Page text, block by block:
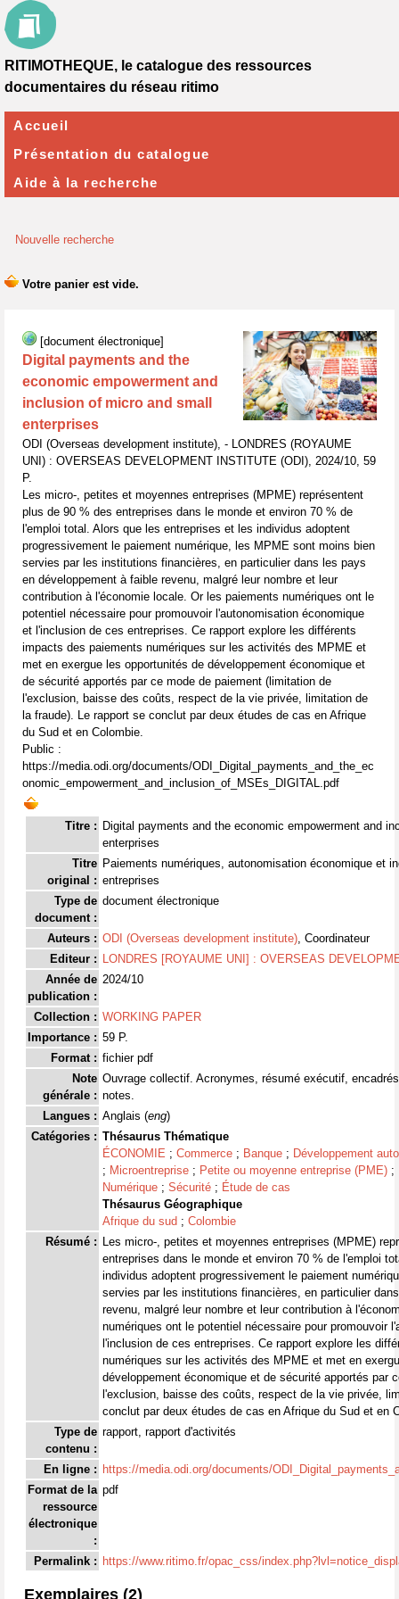
Nouvelle recherche
[document électronique]
Digital payments and the
economic empowerment and
inclusion of micro and small
enterprises
ODI (Overseas development institute), - LONDRES (ROYAUME
UNI) : OVERSEAS DEVELOPMENT INSTITUTE (ODI), 2024/10, 59
P.
Les micro-, petites et moyennes entreprises (MPME) représentent
plus de 90 % des entreprises dans le monde et environ 70 % de
l'emploi total. Alors que les entreprises et les individus adoptent
progressivement le paiement numérique, les MPME sont moins bien
servies par les institutions financières, en particulier dans les pays
en développement à faible revenu, malgré leur nombre et leur
contribution à l'économie locale. Or les paiements numériques ont le
potentiel nécessaire pour promouvoir l'autonomisation économique
et l'inclusion de ces entreprises. Ce rapport explore les différents
impacts des paiements numériques sur les activités des MPME et
met en exergue les opportunités de développement économique et
de sécurité apportés par ce mode de paiement (limitation de
l'exclusion, baisse des coûts, respect de la vie privée, limitation de
la fraude). Le rapport se conclut par deux études de cas en Afrique
du Sud et en Colombie.
Public :
https://media.odi.org/documents/ODI_Digital_payments_and_the_ec
onomic_empowerment_and_inclusion_of_MSEs_DIGITAL.pdf
Titre : Digital payments and the economic empowerment and
enterprises
Titre
original :
Paiements numériques, autonomisation économique et
entreprises
Type de
document :
document électronique
Auteurs : ODI (Overseas development institute), Coordinateur
Editeur : LONDRES [ROYAUME UNI] : OVERSEAS
Année de
publication :
2024/10
Collection : WORKING PAPER
Importance : 59 P.
Format : fichier pdf
Note
générale :
Ouvrage collectif. Acronymes, résumé exécutif,
notes.
Langues : Anglais (eng)
Catégories : Thésaurus Thématique
ÉCONOMIE ; Commerce ; Banque ; Développement
; Microentreprise ; Petite ou moyenne entreprise (PME) ;
Numérique ; Sécurité ; Étude de cas
Thésaurus Géographique
Afrique du sud ; Colombie
Résumé : Les micro-, petites et moyennes entreprises (MPME)
entreprises dans le monde et environ 70 % de l'emploi
individus adoptent progressivement le paiement
servies par les institutions financières, en particulier
revenu, malgré leur nombre et leur contribution à
numériques ont le potentiel nécessaire pour promouvoir
l'inclusion de ces entreprises. Ce rapport explore les
numériques sur les activités des MPME et met en
développement économique et de sécurité apportés par
l'exclusion, baisse des coûts, respect de la vie privée,
conclut par deux études de cas en Afrique du Sud et en
Type de
contenu :
rapport, rapport d'activités
En ligne : https://media.odi.org/documents/
Format de la
ressource
électronique
:
pdf
Permalink : https://www.ritimo.fr/opac_css/
Exemplaires (2)
RITIMOTHEQUE, le catalogue des ressources
documentaires du réseau ritimo
Accueil
Présentation du catalogue
Aide à la recherche